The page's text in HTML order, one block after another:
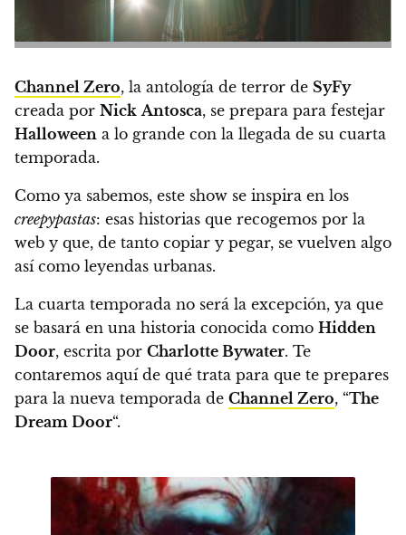
Channel Zero, la antología de terror de SyFy
creada por Nick Antosca, se prepara para festejar
Halloween a lo grande con la llegada de su cuarta
temporada.
Como ya sabemos, este show se inspira en los
creepypastas: esas historias que recogemos por la
web y que, de tanto copiar y pegar, se vuelven algo
así como leyendas urbanas.
La cuarta temporada no será la excepción, ya que
se basará en una historia conocida como Hidden
Door, escrita por Charlotte Bywater. Te
contaremos aquí de qué trata para que te prepares
para la nueva temporada de Channel Zero, “The
Dream Door“.